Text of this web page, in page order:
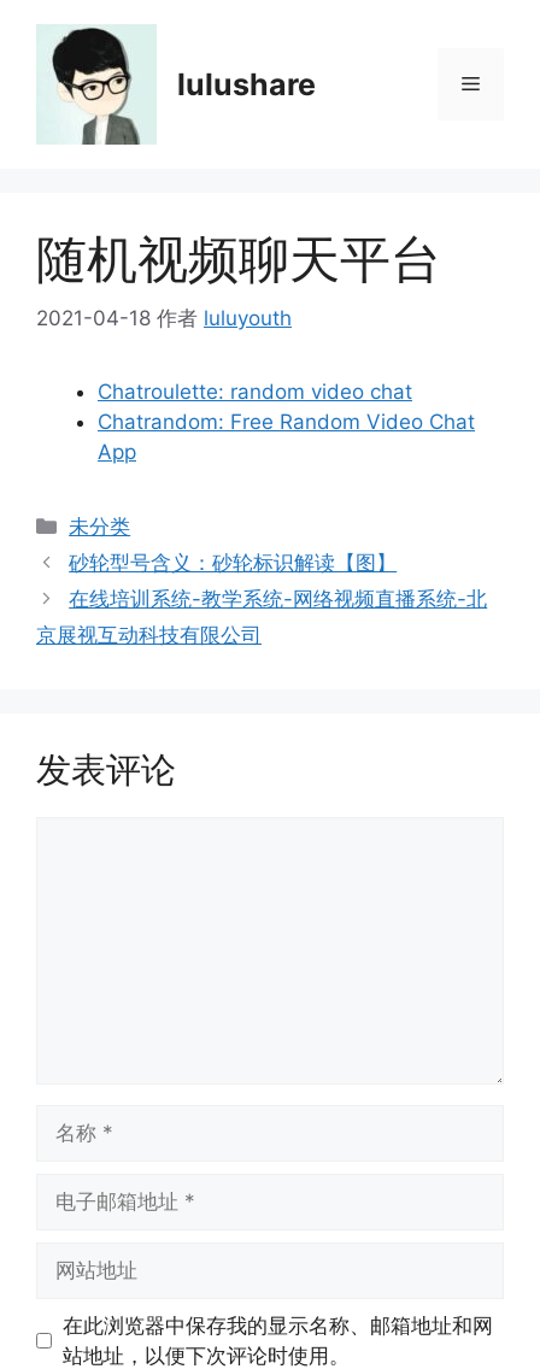
lulushare 菜
随机视频聊天平台
2021-04-18 作者 luluyouth
Chatroulette: random video chat
Chatrandom: Free Random Video Chat
App
分
类
未分类
砂轮型号含义：砂轮标识解读【图】
在线培训系统-教学系统-网络视频直播系统-北
京展视互动科技有限公司
发表评论
址
址
在此浏览器中保存我的显示名称、邮箱地址和网
站地址，以便下次评论时使用。